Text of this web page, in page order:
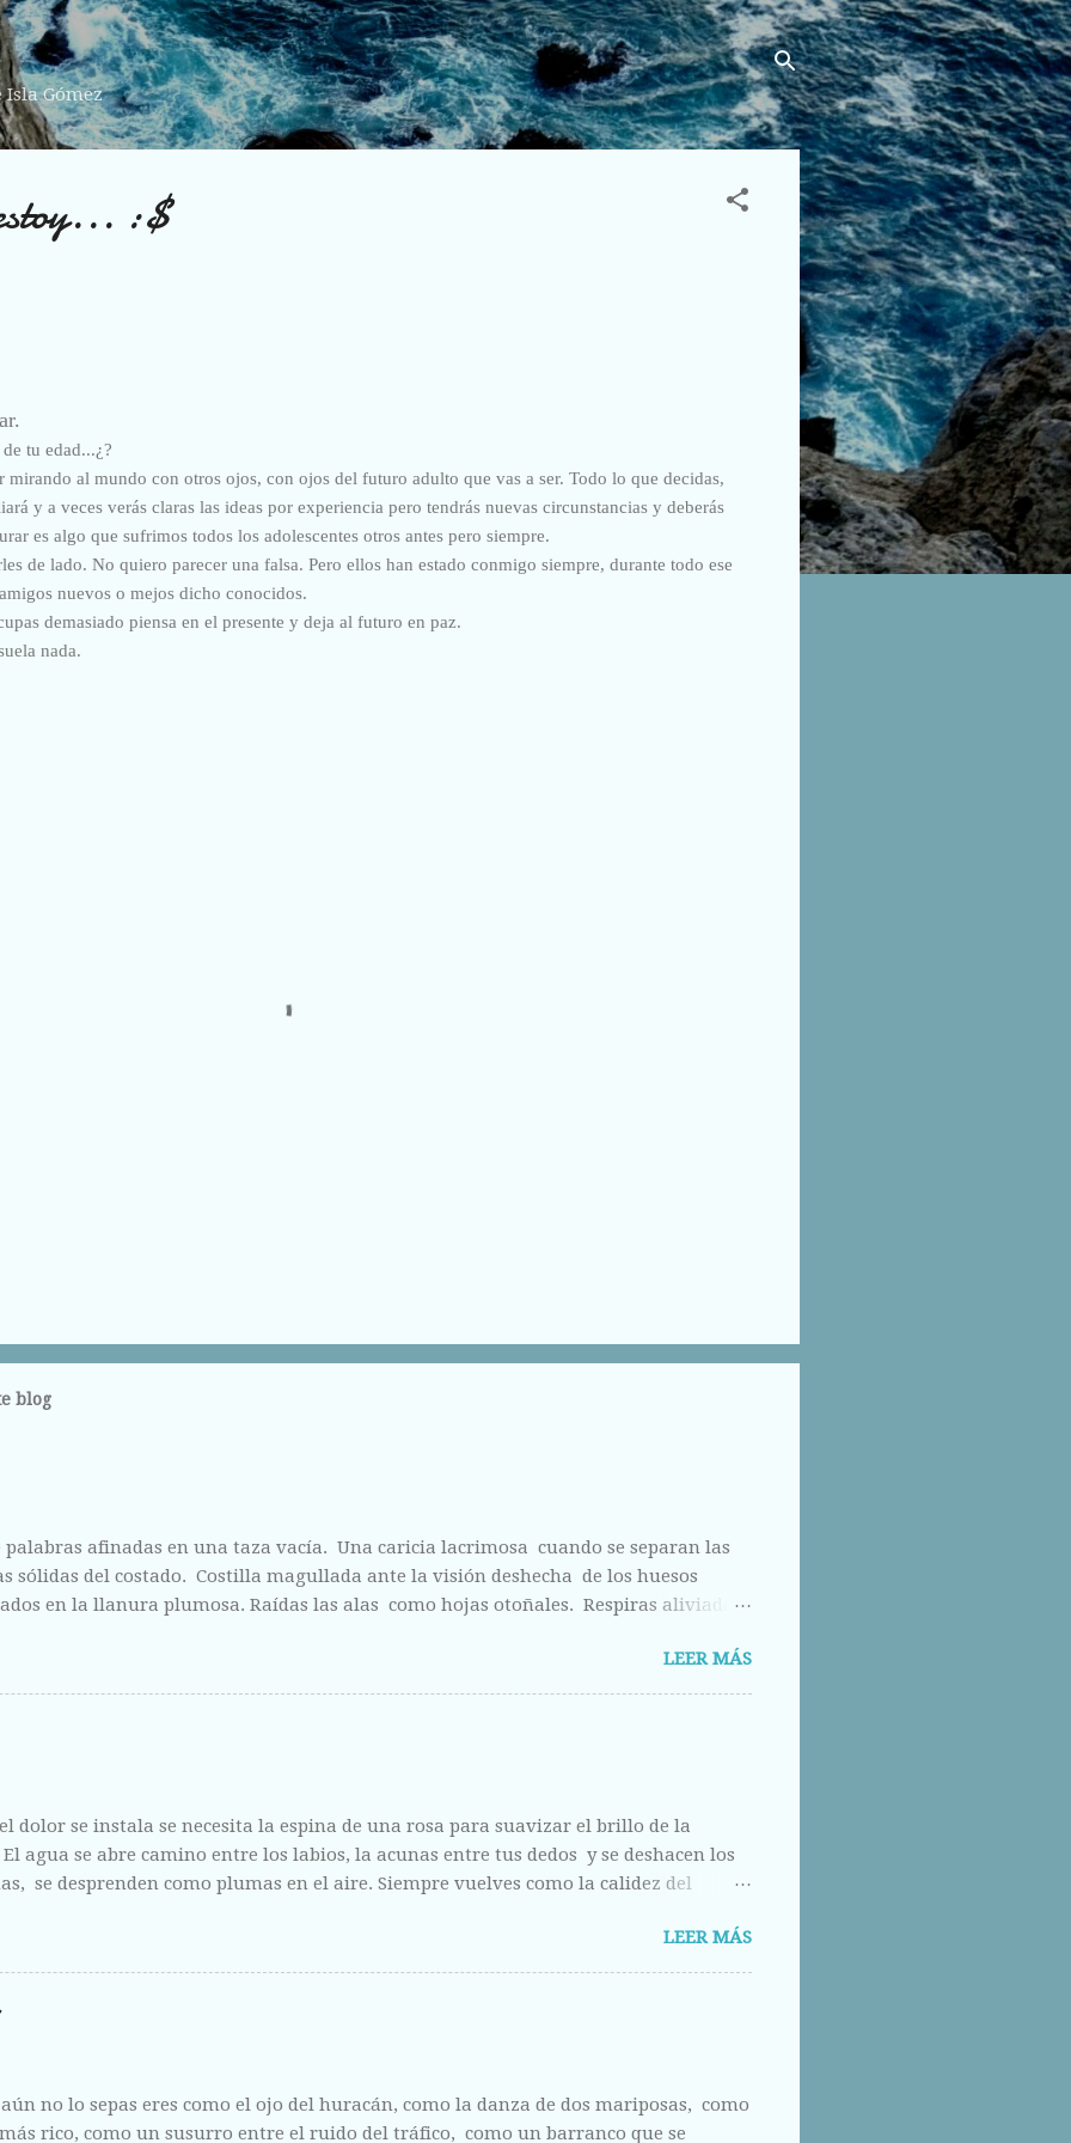
Ir al contenido principal
Isla Gómez
:$
tu edad...¿?
mirando al mundo con otros ojos, con ojos del futuro adulto que vas a ser. Todo lo que decidas,
y a veces verás claras las ideas por experiencia pero tendrás nuevas circunstancias y deberás
es algo que sufrimos todos los adolescentes otros antes pero siempre.
de lado. No quiero parecer una falsa. Pero ellos han estado conmigo siempre, durante todo ese
nuevos o mejos dicho conocidos.
demasiado piensa en el presente y deja al futuro en paz.
nada.
blog
palabras afinadas en una taza vacía. Una caricia lacrimosa cuando se separan las
sólidas del costado. Costilla magullada ante la visión deshecha de los huesos
en la llanura plumosa. Raídas las alas como hojas otoñales. Respiras aliviada
LEER MÁS
dolor se instala se necesita la espina de una rosa para suavizar el brillo de la
agua se abre camino entre los labios, la acunas entre tus dedos y se deshacen los
se desprenden como plumas en el aire. Siempre vuelves como la calidez del
LEER MÁS
no lo sepas eres como el ojo del huracán, como la danza de dos mariposas, como
rico, como un susurro entre el ruido del tráfico, como un barranco que se